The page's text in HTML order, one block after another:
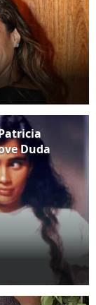
Duda